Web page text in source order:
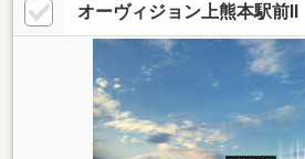
オーヴィジョン上熊本駅前